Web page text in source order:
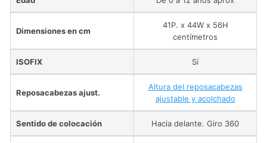
Dimensiones en cm
41P. x 44W x 56H
centímetros
ISOFIX Sí
Reposacabezas ajust.
Altura del reposacabezas
ajustable y acolchado
Sentido de colocación Hacia delante. Giro 360